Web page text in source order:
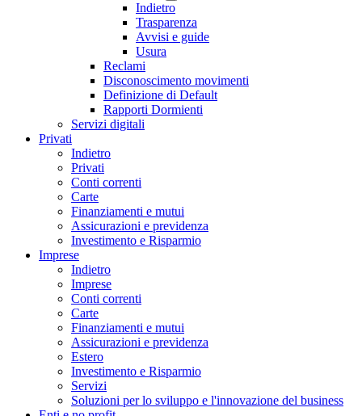
Indietro
Trasparenza
Avvisi e guide
Usura
Reclami
Disconoscimento movimenti
Definizione di Default
Rapporti Dormienti
Servizi digitali
Privati
Indietro
Privati
Conti correnti
Carte
Finanziamenti e mutui
Assicurazioni e previdenza
Investimento e Risparmio
Imprese
Indietro
Imprese
Conti correnti
Carte
Finanziamenti e mutui
Assicurazioni e previdenza
Estero
Investimento e Risparmio
Servizi
Soluzioni per lo sviluppo e l'innovazione del business